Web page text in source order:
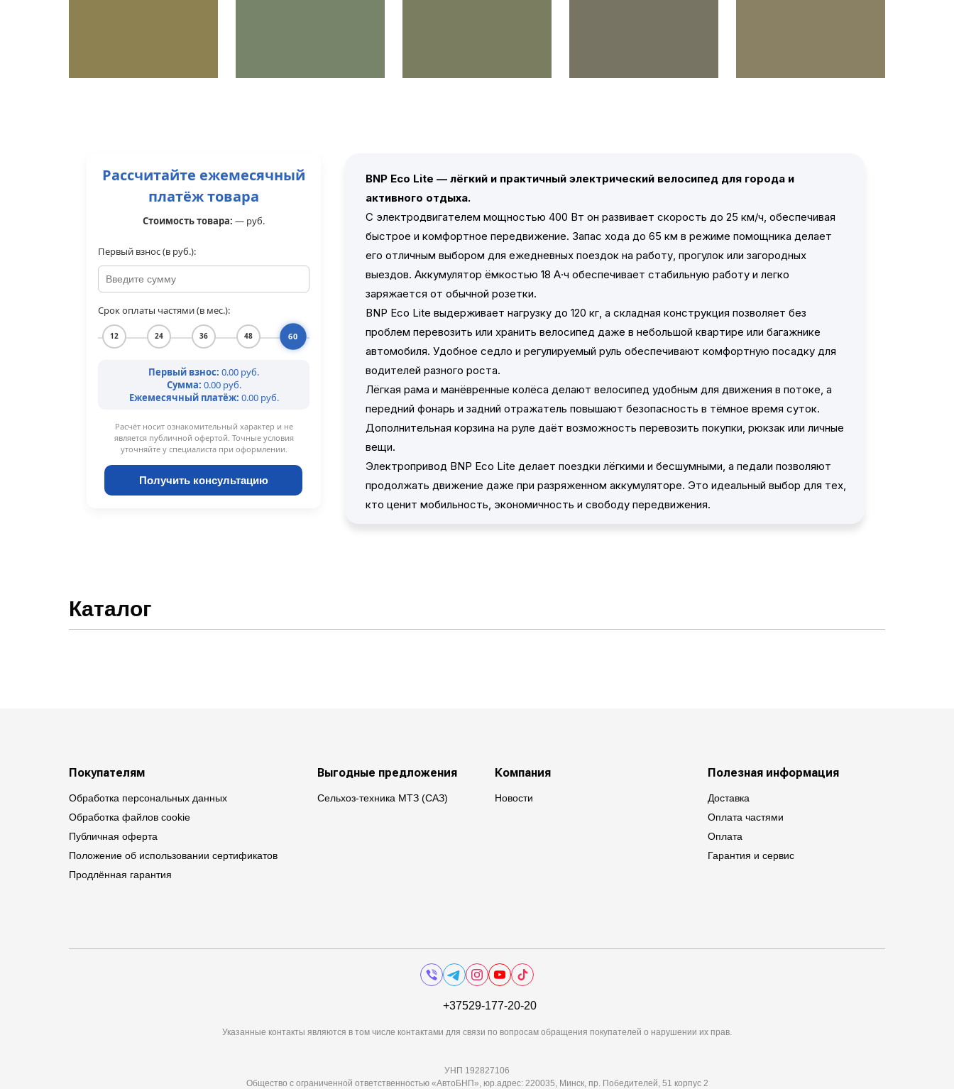
BNP Eco Lite — лёгкий и практичный электрический велосипед для города и
активного отдыха.
С электродвигателем мощностью 400 Вт он развивает скорость до 25 км/ч, обеспечивая
быстрое и комфортное передвижение. Запас хода до 65 км в режиме помощника делает
его отличным выбором для ежедневных поездок на работу, прогулок или загородных
выездов. Аккумулятор ёмкостью 18 А·ч обеспечивает стабильную работу и легко
заряжается от обычной розетки.
BNP Eco Lite выдерживает нагрузку до 120 кг, а складная конструкция позволяет без
проблем перевозить или хранить велосипед даже в небольшой квартире или багажнике
автомобиля. Удобное седло и регулируемый руль обеспечивают комфортную посадку для
водителей разного роста.
Лёгкая рама и манёвренные колёса делают велосипед удобным для движения в потоке, а
передний фонарь и задний отражатель повышают безопасность в тёмное время суток.
Дополнительная корзина на руле даёт возможность перевозить покупки, рюкзак или личные
вещи.
Электропривод BNP Eco Lite делает поездки лёгкими и бесшумными, а педали позволяют
продолжать движение даже при разряженном аккумуляторе. Это идеальный выбор для тех,
кто ценит мобильность, экономичность и свободу передвижения.
Получить консультацию
Рассчитайте ежемесячный
платёж товара
Стоимость товара: — руб.
Первый взнос (в руб.):
Срок оплаты частями (в мес.):
12 24 36 48 60
Первый взнос: 0.00 руб.
Сумма: 0.00 руб.
Ежемесячный платёж: 0.00 руб.
Расчёт носит ознакомительный характер и не
является публичной офертой. Точные условия
уточняйте у специалиста при оформлении.
Каталог
Покупателям
Обработка персональных данных
Обработка файлов cookie
Публичная оферта
Положение об использовании сертификатов
Продлённая гарантия
Выгодные предложения
Сельхоз-техника МТЗ (САЗ)
Компания
Новости
Полезная информация
Доставка
Оплата частями
Оплата
Гарантия и сервис
+37529-177-20-20
Указанные контакты являются в том числе контактами для связи по вопросам обращения покупателей о нарушении их прав.
УНП 192827106
Общество с ограниченной ответственностью «АвтоБНП», юр.адрес: 220035, Минск, пр. Победителей, 51 корпус 2